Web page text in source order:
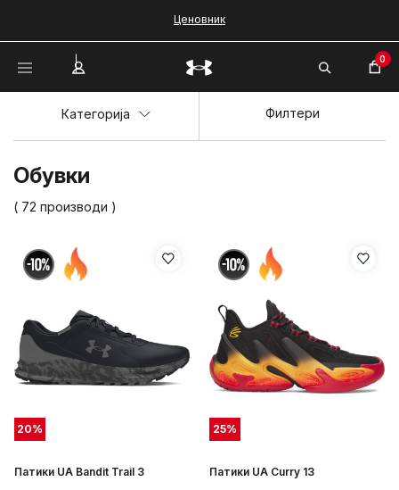
Ценовник
0
Обувки
( 72 производи )
Категорија Филтери
20%
Патики UA Bandit Trail 3
25%
Патики UA Curry 13